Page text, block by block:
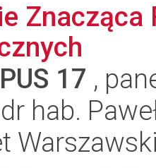
Znacząca
17 ,
hab.